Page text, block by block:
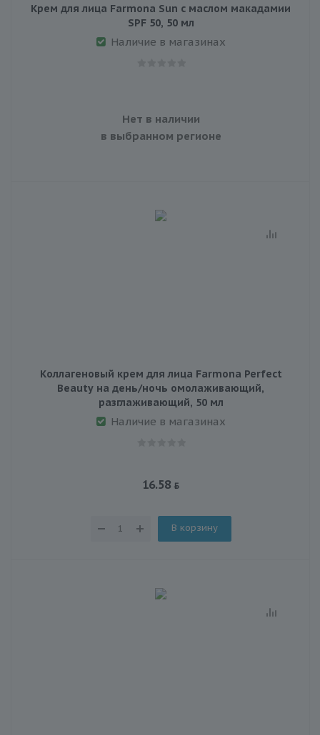
Крем для лица Farmona Sun с маслом макадамии
SPF 50, 50 мл
Наличие в магазинах
Нет в наличии
в выбранном регионе
Коллагеновый крем для лица Farmona Perfect
Beauty на день/ночь омолаживающий,
разглаживающий, 50 мл
Наличие в магазинах
16.58
В корзину